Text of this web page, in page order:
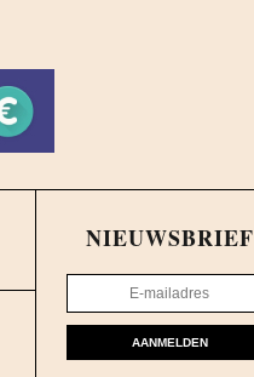
NIEUWSBRIEF
AANMELDEN